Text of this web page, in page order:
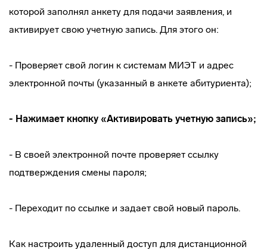
которой заполнял анкету для подачи заявления, и
активирует свою учетную запись. Для этого он:
- Проверяет свой логин к системам МИЭТ и адрес
электронной почты (указанный в анкете абитуриента);
- Нажимает кнопку «Активировать учетную запись»;
- В своей электронной почте проверяет ссылку
подтверждения смены пароля;
- Переходит по ссылке и задает свой новый пароль.
Как настроить удаленный доступ для дистанционной